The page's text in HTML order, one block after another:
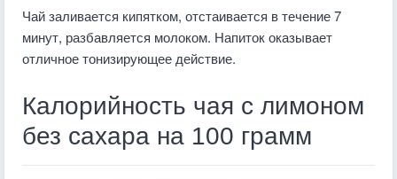
Чай заливается кипятком, отстаивается в течение 7
минут, разбавляется молоком. Напиток оказывает
отличное тонизирующее действие.
Калорийность чая с лимоном
без сахара на 100 грамм